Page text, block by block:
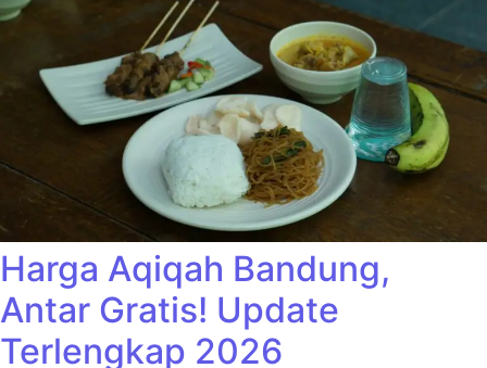
Harga Aqiqah Bandung,
Antar Gratis! Update
Terlengkap 2026